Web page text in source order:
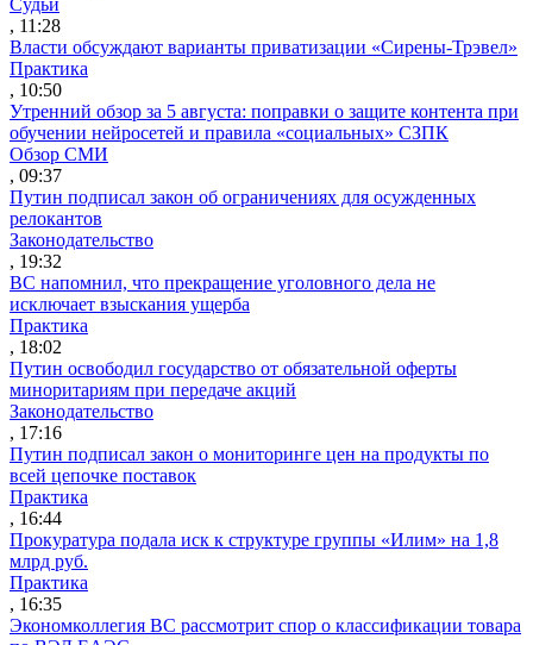
, 11:28
Власти обсуждают варианты приватизации «Сирены-Трэвел»
Практика
, 10:50
Утренний обзор за 5 августа: поправки о защите контента при
обучении нейросетей и правила «социальных» СЗПК
Обзор СМИ
, 09:37
Путин подписал закон об ограничениях для осужденных
релокантов
Законодательство
, 19:32
ВС напомнил, что прекращение уголовного дела не
исключает взыскания ущерба
Практика
, 18:02
Путин освободил государство от обязательной оферты
миноритариям при передаче акций
Законодательство
, 17:16
Путин подписал закон о мониторинге цен на продукты по
всей цепочке поставок
Практика
, 16:44
Прокуратура подала иск к структуре группы «Илим» на 1,8
млрд руб.
Практика
, 16:35
Экономколлегия ВС рассмотрит спор о классификации товара